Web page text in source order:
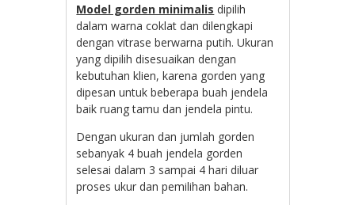
Model gorden minimalis dipilih
dalam warna coklat dan dilengkapi
dengan vitrase berwarna putih. Ukuran
yang dipilih disesuaikan dengan
kebutuhan klien, karena gorden yang
dipesan untuk beberapa buah jendela
baik ruang tamu dan jendela pintu.
Dengan ukuran dan jumlah gorden
sebanyak 4 buah jendela gorden
selesai dalam 3 sampai 4 hari diluar
proses ukur dan pemilihan bahan.